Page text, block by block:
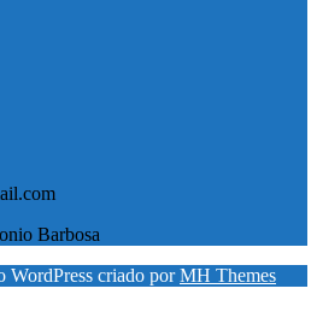
Barbosa
WordPress criado porMH Themes